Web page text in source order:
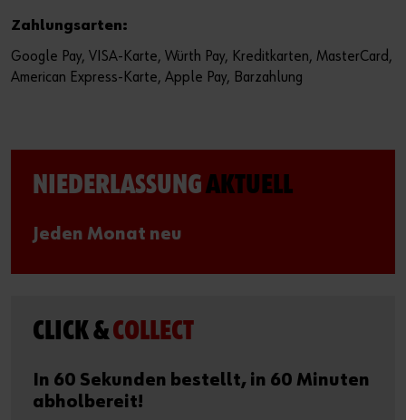
Zahlungsarten:
Google Pay, VISA-Karte, Würth Pay, Kreditkarten, MasterCard,
American Express-Karte, Apple Pay, Barzahlung
NIEDERLASSUNGAKTUELL
Jeden Monat neu
CLICK &COLLECT
In 60 Sekunden bestellt, in 60 Minuten
abholbereit!